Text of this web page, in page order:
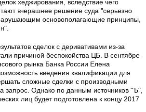
хеджирования, вследствие чего
вчерашнее решение суда "серьезно
основополагающие принципы,
сделок с деривативами из-за
причиной беспокойства ЦБ. В сентябре
рынка Банка России Елена
введения квалификации для
сложные сделки с производными
Однако по данным источников "Ъ",
лиц будет подготовлена к концу 2017